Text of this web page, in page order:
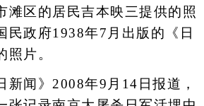
滩区的居民吉本映三提供的照
民政府1938年7月出版的《日
照片。
闻》2008年9月14日报道，